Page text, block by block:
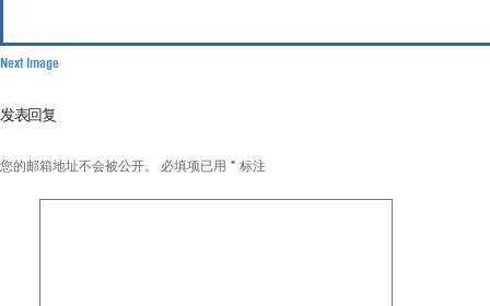
Next Image
发表回复
您的邮箱地址不会被公开。 必填项已用 * 标注